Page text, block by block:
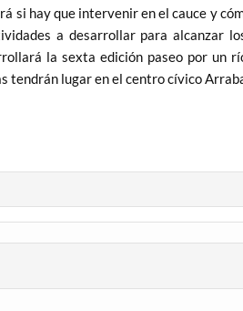
si hay que intervenir en el cauce y
a desarrollar para alcanzar
la sexta edición paseo por un
tendrán lugar en el centro cívico